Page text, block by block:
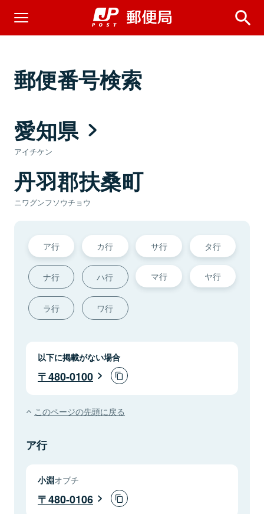
郵便番号検索
愛知県
アイチケン
丹羽郡扶桑町
ニワグンフソウチョウ
ア行 カ行 サ行 タ行
ナ行 ハ行 マ行 ヤ行
ラ行 ワ行
以下に掲載がない場合
480-0100
このページの先頭に戻る
ア行
小淵オブチ
480-0106